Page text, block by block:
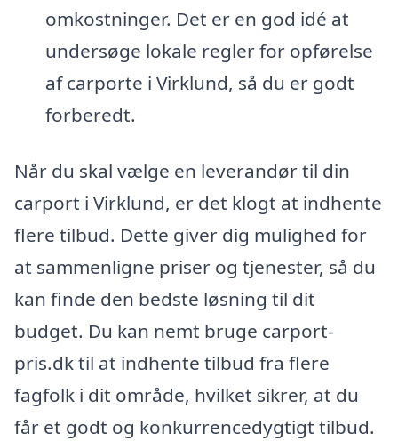
omkostninger. Det er en god idé at
undersøge lokale regler for opførelse
af carporte i Virklund, så du er godt
forberedt.
Når du skal vælge en leverandør til din
carport i Virklund, er det klogt at indhente
flere tilbud. Dette giver dig mulighed for
at sammenligne priser og tjenester, så du
kan finde den bedste løsning til dit
budget. Du kan nemt bruge carport-
pris.dk til at indhente tilbud fra flere
fagfolk i dit område, hvilket sikrer, at du
får et godt og konkurrencedygtigt tilbud.